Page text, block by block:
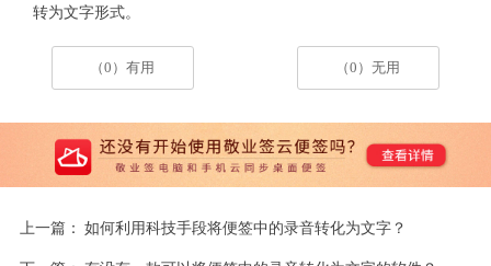
转为文字形式。
（0）有用 （0）无用
上一篇： 如何利用科技手段将便签中的录音转化为文字？